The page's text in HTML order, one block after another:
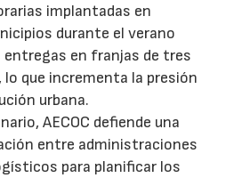
implantadas en
durante el verano
en franjas de tres
que incrementa la presión
urbana.
AECOC defiende una
entre administraciones
para planificar los